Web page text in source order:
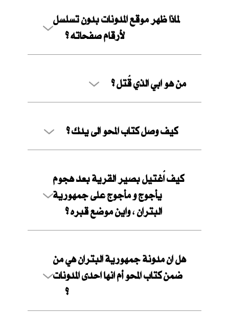
لماذا ظهر موقع المدونات بدون تسلسل
لأرقام صفحاته ؟
من هو ابي الذي قُتل ؟
كيف وصل كتاب المحو الى يدك ؟
كيف اُغتيل بصير القرية بعد هجوم
يأجوج و مأجوج على جمهورية
البتران ، واين موضع قبره ؟
هل ان مدونة جمهورية البتران هي من
ضمن كتاب المحو أم انها احدى المدونات
؟